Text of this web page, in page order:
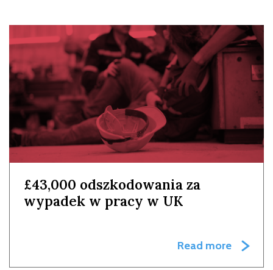
£43,000 odszkodowania za
wypadek w pracy w UK
Read more